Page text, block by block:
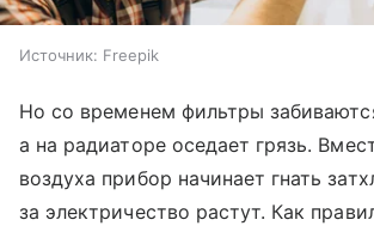
Источник: Freepik
Но со временем фильтры
а на радиаторе оседает грязь.
воздуха прибор начинает гнать
за электричество растут. Как